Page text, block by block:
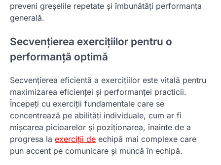
preveni greșelile repetate și îmbunătăți performanța
generală.
Secvențierea exercițiilor pentru o
performanță optimă
Secvențierea eficientă a exercițiilor este vitală pentru
maximizarea eficienței și performanței practicii.
Începeți cu exerciții fundamentale care se
concentrează pe abilități individuale, cum ar fi
mișcarea picioarelor și poziționarea, înainte de a
progresa la exerciții de echipă mai complexe care
pun accent pe comunicare și muncă în echipă.